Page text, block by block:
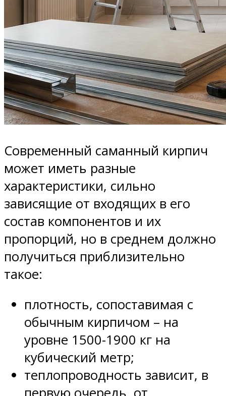
Современный саманный кирпич
может иметь разные
характеристики, сильно
зависящие от входящих в его
состав компонентов и их
пропорций, но в среднем должно
получиться приблизительно
такое:
плотность, сопоставимая с
обычным кирпичом – на
уровне 1500-1900 кг на
кубический метр;
теплопроводность зависит, в